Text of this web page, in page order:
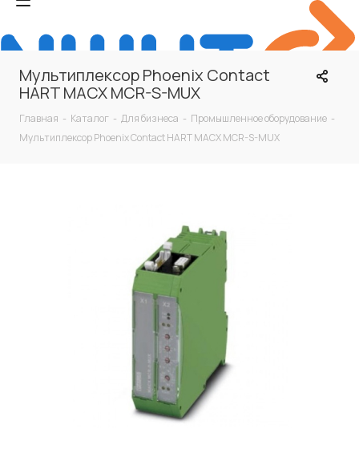
Мультиплексор Phoenix Contact
HART MACX MCR-S-MUX
Главная - Каталог - Для бизнеса - Промышленное оборудование -
Мультиплексор Phoenix Contact HART MACX MCR-S-MUX